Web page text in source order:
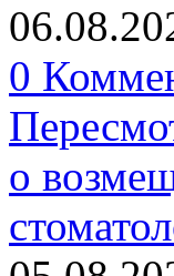
0
о